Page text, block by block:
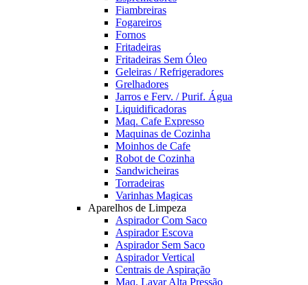
Fiambreiras
Fogareiros
Fornos
Fritadeiras
Fritadeiras Sem Óleo
Geleiras / Refrigeradores
Grelhadores
Jarros e Ferv. / Purif. Água
Liquidificadoras
Maq. Cafe Expresso
Maquinas de Cozinha
Moinhos de Cafe
Robot de Cozinha
Sandwicheiras
Torradeiras
Varinhas Magicas
Aparelhos de Limpeza
Aspirador Com Saco
Aspirador Escova
Aspirador Sem Saco
Aspirador Vertical
Centrais de Aspiração
Maq. Lavar Alta Pressão